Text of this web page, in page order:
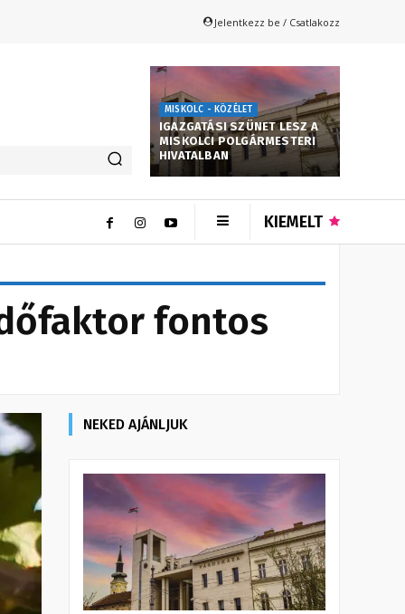
Jelentkezz be / Csatlakozz
MISKOLC - KÖZÉLET
IGAZGATÁSI SZÜNET LESZ A
MISKOLCI POLGÁRMESTERI
HIVATALBAN
KIEMELT
fontos
NEKED AJÁNLJUK